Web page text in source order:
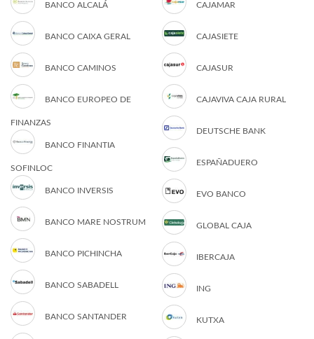
BANCO ALCALÁ
BANCO CAIXA GERAL
BANCO CAMINOS
BANCO EUROPEO DE
FINANZAS
BANCO FINANTIA
SOFINLOC
BANCO INVERSIS
BANCO MARE NOSTRUM
BANCO PICHINCHA
BANCO SABADELL
BANCO SANTANDER
CAJAMAR
CAJASIETE
CAJASUR
CAJAVIVA CAJA RURAL
DEUTSCHE BANK
ESPAÑADUERO
EVO BANCO
GLOBAL CAJA
IBERCAJA
ING
KUTXA